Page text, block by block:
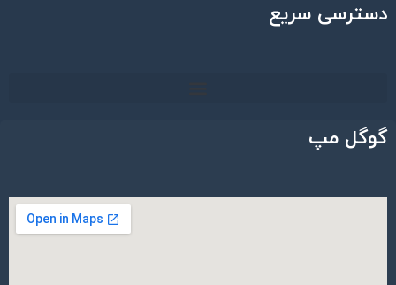
دسترسی سریع
گوگل مپ